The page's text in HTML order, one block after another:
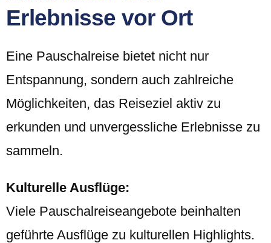
Erlebnisse vor Ort
Eine Pauschalreise bietet nicht nur
Entspannung, sondern auch zahlreiche
Möglichkeiten, das Reiseziel aktiv zu
erkunden und unvergessliche Erlebnisse zu
sammeln.
Kulturelle Ausflüge:
Viele Pauschalreiseangebote beinhalten
geführte Ausflüge zu kulturellen Highlights.